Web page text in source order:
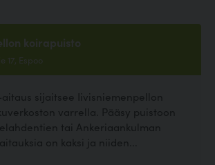
koirapuisto
17, Espoo
sijaitsee Iivisniemenpellon
varrella. Pääsy puistoon
tai Ankeriaankulman
on kaksi ja niiden...